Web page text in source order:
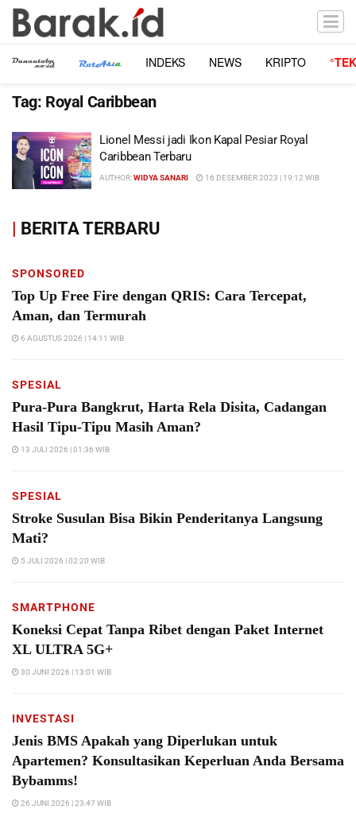
INDEKS NEWS KRIPTO
Tag: Royal Caribbean
Lionel Messi jadi Ikon Kapal Pesiar Royal
Caribbean Terbaru
AUTHOR:WIDYA SANARI 16 DESEMBER 2023 | 19:12 WIB
| BERITA TERBARU
SPONSORED
Top Up Free Fire dengan QRIS: Cara Tercepat,
Aman, dan Termurah
6 AGUSTUS 2026 | 14:11 WIB
SPESIAL
Pura-Pura Bangkrut, Harta Rela Disita, Cadangan
Hasil Tipu-Tipu Masih Aman?
13 JULI 2026 | 01:36 WIB
SPESIAL
Stroke Susulan Bisa Bikin Penderitanya Langsung
Mati?
5 JULI 2026 | 02:20 WIB
SMARTPHONE
Koneksi Cepat Tanpa Ribet dengan Paket Internet
XL ULTRA 5G+
30 JUNI 2026 | 13:01 WIB
INVESTASI
Jenis BMS Apakah yang Diperlukan untuk
Apartemen? Konsultasikan Keperluan Anda Bersama
Bybamms!
26 JUNI 2026 | 23:47 WIB